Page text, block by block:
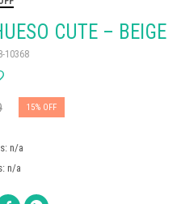
CUTE – BEIGE
10368
15
n/a
n/a